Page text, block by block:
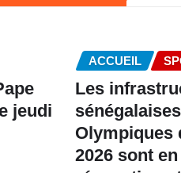
jeudi
ACCUEIL
Les
Olympiques
2026 sont